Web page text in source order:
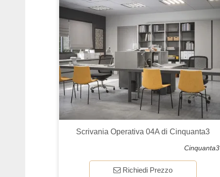
Scrivania Operativa 04A di Cinquanta3
Cinquanta3
Richiedi Prezzo